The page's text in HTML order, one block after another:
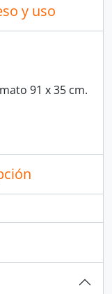
y uso
91 x 35 cm.